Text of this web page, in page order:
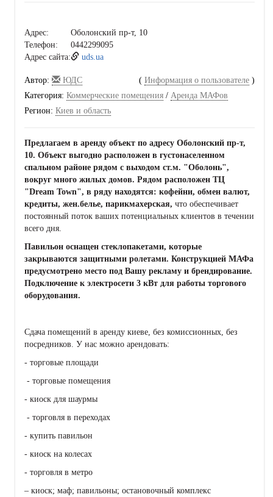
Адрес:
Оболонский пр-т, 10
Телефон:
0442299095
Адрес сайта:
uds.ua
Автор: ЮДС ( Информация о пользователе )
Категория: Коммерческие помещения / Аренда МАФов
Регион: Киев и область
Предлагаем в аренду объект по адресу Оболонский пр-т,
10. Объект выгодно расположен в густонаселенном
спальном районе рядом с выходом ст.м. "Оболонь",
вокруг много жилых домов. Рядом расположен ТЦ
"Dream Town", в ряду находятся: кофейни, обмен валют,
кредиты, жен.белье, парикмахерская, что обеспечивает
постоянный поток ваших потенциальных клиентов в течении
всего дня.
Павильон оснащен стеклопакетами, которые
закрываются защитными ролетами. Конструкцией МАФа
предусмотрено место под Вашу рекламу и брендирование.
Подключение к электросети 3 кВт для работы торгового
оборудования.
Сдача помещений в аренду киеве, без комиссионных, без
посредников. У нас можно арендовать:
- торговые площади
- торговые помещения
- киоск для шаурмы
- торговля в переходах
- купить павильон
- киоск на колесах
- торговля в метро
– киоск; маф; павильоны; остановочный комплекс